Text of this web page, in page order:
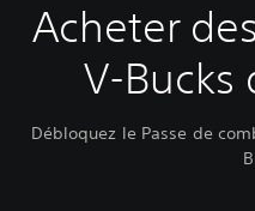
Acheter
V-Bucks
Débloquez le Passe de